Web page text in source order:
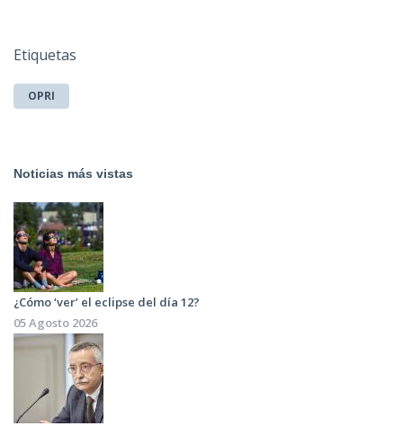
Etiquetas
OPRI
Noticias más vistas
¿Cómo ‘ver’ el eclipse del día 12?
05 Agosto 2026